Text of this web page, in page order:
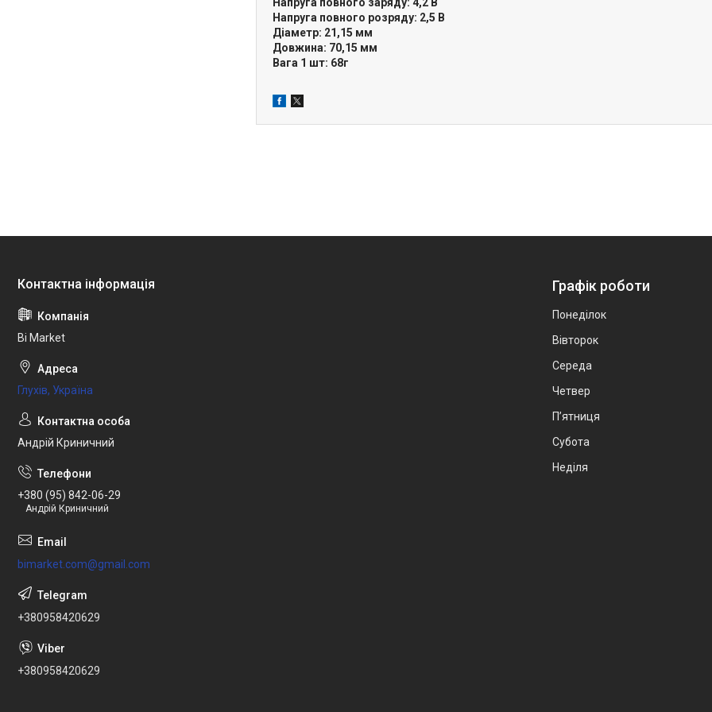
Напруга повного розряду: 2,5 В
Діаметр: 21,15 мм
Довжина: 70,15 мм
Вага 1 шт: 68г
Bi Market
Глухів, Україна
Андрій Криничний
+380 (95) 842-06-29
Андрій Криничний
bimarket.com@gmail.com
+380958420629
+380958420629
Графік роботи
Понеділок
Вівторок
Середа
Четвер
Пʼятниця
Субота
Неділя